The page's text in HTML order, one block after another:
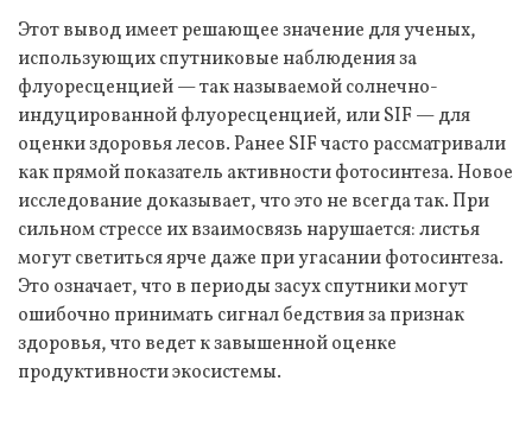
Этот вывод имеет решающее значение для ученых,
использующих спутниковые наблюдения за
флуоресценцией — так называемой солнечно-
индуцированной флуоресценцией, или SIF — для
оценки здоровья лесов. Ранее SIF часто рассматривали
как прямой показатель активности фотосинтеза. Новое
исследование доказывает, что это не всегда так. При
сильном стрессе их взаимосвязь нарушается: листья
могут светиться ярче даже при угасании фотосинтеза.
Это означает, что в периоды засух спутники могут
ошибочно принимать сигнал бедствия за признак
здоровья, что ведет к завышенной оценке
продуктивности экосистемы.